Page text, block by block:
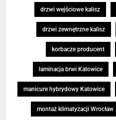
drzwi wejściowe kalisz
drzwi zewnętrzne kalisz
korbacze producent
laminacja brwi Katowice
manicure hybrydowy Katowice
montaż klimatyzacji Wrocław